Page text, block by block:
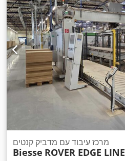
מרכז עיבוד עם מדביק קנטים
Biesse ROVER EDGE LINE